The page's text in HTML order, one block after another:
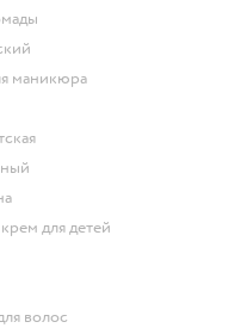
маникюра
для детей
волос